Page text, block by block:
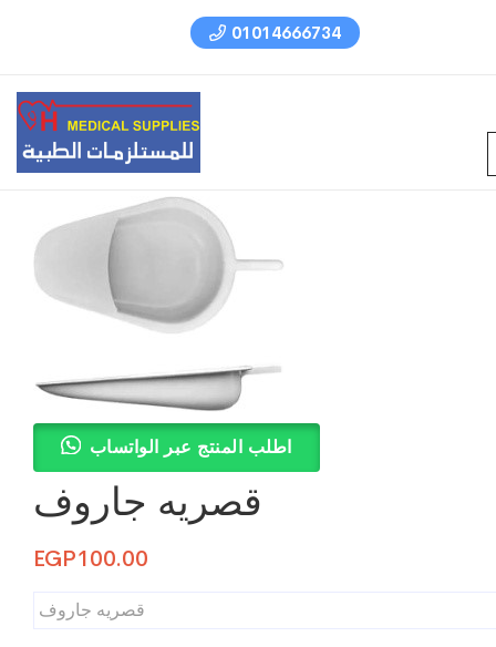
01014666734
اطلب المنتج عبر الواتساب
قصريه جاروف
EGP100.00
قصريه جاروف